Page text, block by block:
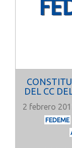
DEL CC
2 febrero
FEDEME